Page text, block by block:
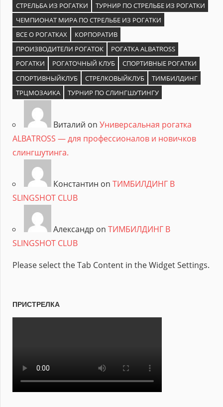
СТРЕЛЬБА ИЗ РОГАТКИ
ТУРНИР ПО СТРЕЛЬБЕ ИЗ РОГАТКИ
ЧЕМПИОНАТ МИРА ПО СТРЕЛЬБЕ ИЗ РОГАТКИ
ВСЕ О РОГАТКАХ
КОРПОРАТИВ
ПРОИЗВОДИТЕЛИ РОГАТОК
РОГАТКА ALBATROSS
РОГАТКИ
РОГАТОЧНЫЙ КЛУБ
СПОРТИВНЫЕ РОГАТКИ
СПОРТИВНЫЙКЛУБ
СТРЕЛКОВЫЙКЛУБ
ТИМБИЛДИНГ
ТРЦМОЗАИКА
ТУРНИР ПО СЛИНГШУТИНГУ
Виталий on Универсальная рогатка
ALBATROSS — для профессионалов и новичков
слингшутинга.
Константин on ТИМБИЛДИНГ В
SLINGSHOT CLUB
Александр on ТИМБИЛДИНГ В
SLINGSHOT CLUB
Please select the Tab Content in the Widget Settings.
ПРИСТРЕЛКА